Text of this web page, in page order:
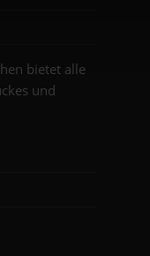
bietet alle
und